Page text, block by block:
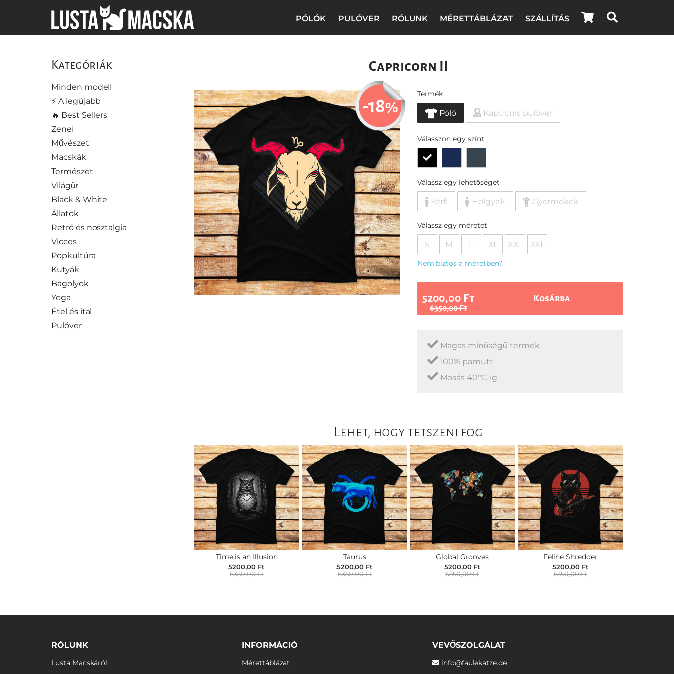
PÓLÓK PULÓVER RÓLUNK MÉRETTÁBLÁZAT SZÁLLÍTÁS
Kategóriák
Minden modell
⚡️ A legújabb
🔥 Best Sellers
Zenei
Művészet
Macskák
Természet
Világűr
Black & White
Állatok
Retró és nosztalgia
Vicces
Popkultúra
Kutyák
Bagolyok
Yoga
Étel és ital
Pulóver
Capricorn II
-18%
Termék
Póló Kapucnis pulóver
Válasszon egy színt
Válassz egy lehetőséget
Férfi Hölgyek Gyermekek
Válassz egy méretet
S M L XL XXL 3XL
Nem biztos a méretben?
5200,00 Ft
6350,00 Ft
Kosárba
Magas minőségű termék
100% pamutt
Mosás 40°C-ig
Lehet, hogy tetszeni fog
Time is an Illusion
5200,00 Ft
6350,00 Ft
Taurus
5200,00 Ft
6350,00 Ft
Global Grooves
5200,00 Ft
6350,00 Ft
Feline Shredder
5200,00 Ft
6350,00 Ft
RÓLUNK
Lusta Macskáról
INFORMÁCIÓ
Mérettáblázat
VEVŐSZOLGÁLAT
info@faulekatze.de